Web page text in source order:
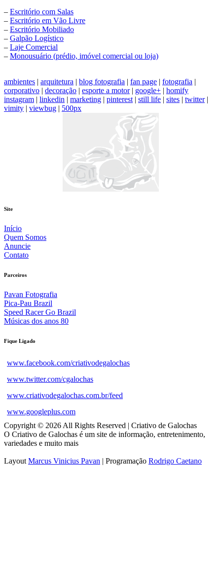
– Escritório com Salas
– Escritório em Vão Livre
– Escritório Mobiliado
– Galpão Logístico
– Laje Comercial
– Monousuário (prédio, imóvel comercial ou loja)
ambientes | arquitetura | blog fotografia | fan page | fotografia |
corporativo | decoração | esporte a motor| google+ | homify
instagram | linkedin | marketing | pinterest | still life | sites | twitter|
vimity | viewbug | 500px
Site
Início
Quem Somos
Anuncie
Contato
Parceiros
Pavan Fotografia
Pica-Pau Brazil
Speed Racer Go Brazil
Músicas dos anos 80
Fique Ligado
www.facebook.com/criativodegalochas
www.twitter.com/cgalochas
www.criativodegalochas.com.br/feed
www.googleplus.com
Copyright © 2026 All Rights Reserved | Criativo de Galochas
O Criativo de Galochas é um site de informação, entretenimento,
variedades e muito mais
Layout Marcus Vinicius Pavan | Programação Rodrigo Caetano